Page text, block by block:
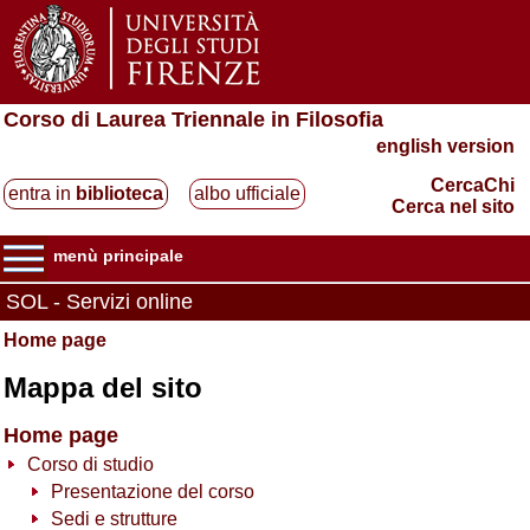
Corso di Laurea Triennale in Filosofia
english version
entra in biblioteca albo ufficiale
CercaChi
Cerca nel sito
menù principale
SOL - Servizi online
Home page
Mappa del sito
Home page
Corso di studio
Presentazione del corso
Sedi e strutture